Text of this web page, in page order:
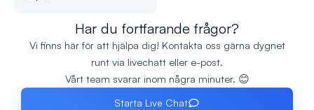
Har du fortfarande frågor?
Vi finns här för att hjälpa dig! Kontakta oss gärna dygnet
runt via livechatt eller e-post.
Vårt team svarar inom några minuter. 😊
Starta Live Chat